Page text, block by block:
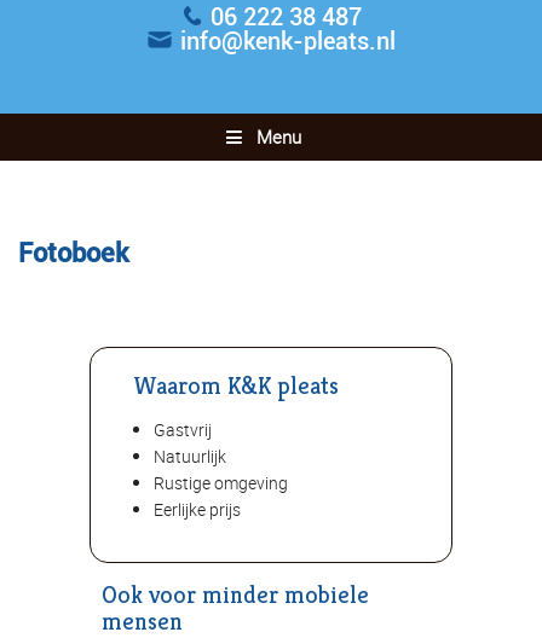
06 222 38 487
info@kenk-pleats.nl
Menu
Fotoboek
Waarom K&K pleats
Gastvrij
Natuurlijk
Rustige omgeving
Eerlijke prijs
Ook voor minder mobiele
mensen